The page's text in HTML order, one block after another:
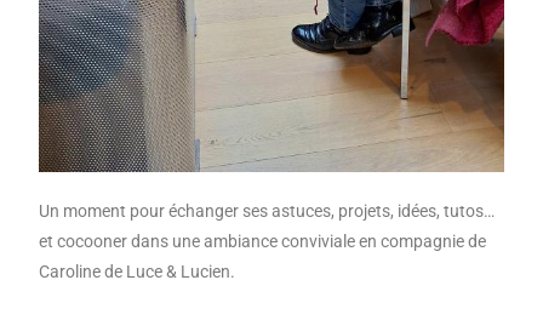
Un moment pour échanger ses astuces, projets, idées, tutos…
et cocooner dans une ambiance conviviale en compagnie de
Caroline de Luce & Lucien.